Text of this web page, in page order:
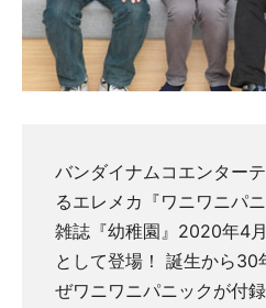
バンダイナムコエンター
るエレメカ『ワニワニパ
雑誌『幼稚園』2020年4
として登場！ 誕生から30
ぜワニワニパニックが付